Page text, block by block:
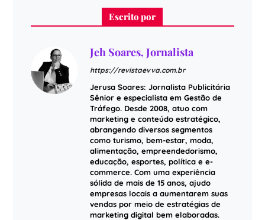
Escrito por
Jeh Soares, Jornalista
https://revistaevva.com.br
Jerusa Soares: Jornalista Publicitária
Sênior e especialista em Gestão de
Tráfego. Desde 2008, atuo com
marketing e conteúdo estratégico,
abrangendo diversos segmentos
como turismo, bem-estar, moda,
alimentação, empreendedorismo,
educação, esportes, política e e-
commerce. Com uma experiência
sólida de mais de 15 anos, ajudo
empresas locais a aumentarem suas
vendas por meio de estratégias de
marketing digital bem elaboradas.